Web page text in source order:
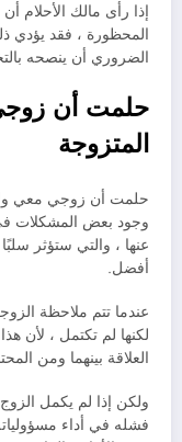
إذا رأى مالك
المحظورة ، فقد يؤدي
الضروري أن ينصحه
حلمت أن
المتزوجة
حلمت أن زوجي معي ولا
وجود بعض المشكلات
عنها ، والتي ستؤثر
أفضل.
عندما تتم ملاحظة
لكنها لم تكتمل ، لأن
العلاقة بينهما ومن
ولكن إذا لم يكمل
فشله في أداء